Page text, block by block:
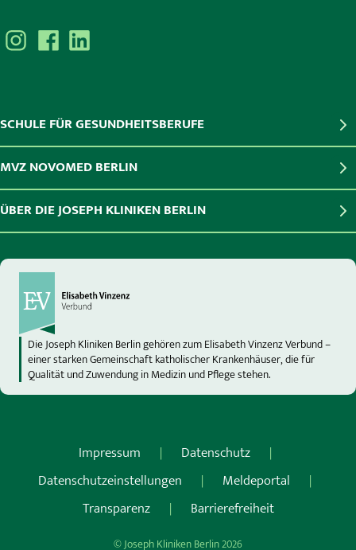
SCHULE FÜR GESUNDHEITSBERUFE
MVZ NOVOMED BERLIN
ÜBER DIE JOSEPH KLINIKEN BERLIN
Die Joseph Kliniken Berlin gehören zum Elisabeth Vinzenz Verbund –
einer starken Gemeinschaft katholischer Krankenhäuser, die für
Qualität und Zuwendung in Medizin und Pflege stehen.
Impressum
Datenschutz
Datenschutzeinstellungen
Meldeportal
Transparenz
Barrierefreiheit
© Joseph Kliniken Berlin 2026